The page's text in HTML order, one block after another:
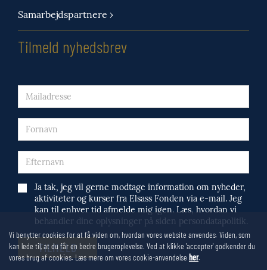
Samarbejdspartnere ›
Tilmeld nyhedsbrev
Ja tak, jeg vil gerne modtage information om nyheder,
aktiviteter og kurser fra Elsass Fonden via e-mail. Jeg
kan til enhver tid afmelde mig igen. Læs, hvordan vi
behandler dine oplysninger på siden persondatapolitik.
Vi benytter cookies for at få viden om, hvordan vores website anvendes. Viden, som
kan lede til, at du får en bedre brugeroplevelse. Ved at klikke 'accepter' godkender du
vores brug af cookies. Læs mere om vores cookie-anvendelse her.